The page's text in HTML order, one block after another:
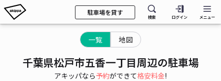
駐車場を貸す
検索 ログイン メニュー
一覧 地図
千葉県松戸市五香一丁目周辺の駐車場
アキッパなら予約ができて格安料金!